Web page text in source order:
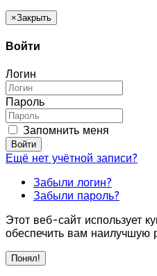
×Закрыть
Войти
Логин
Пароль
Запомнить меня
Войти
Ещё нет учётной записи?
Забыли логин?
Забыли пароль?
Этот веб-сайт использует
обеспечить вам наилучшую
Понял!